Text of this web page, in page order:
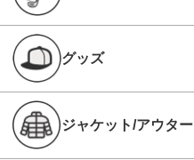
グッズ
ジャケット/アウター